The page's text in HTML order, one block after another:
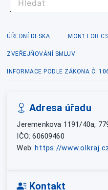
ÚŘEDNÍ DESKA MON1TOR
ZVEŘEJŇOVÁNÍ SMLUV
INFORMACE PODLE ZÁKONA Č.
Adresa úřadu
Jeremenkova 1191/40a,
IČO: 60609460
Web: https://
Kontakt